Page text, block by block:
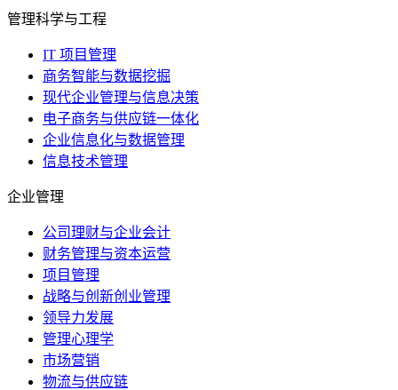
管理科学与工程
IT 项目管理
商务智能与数据挖掘
现代企业管理与信息决策
电子商务与供应链一体化
企业信息化与数据管理
信息技术管理
企业管理
公司理财与企业会计
财务管理与资本运营
项目管理
战略与创新创业管理
领导力发展
管理心理学
市场营销
物流与供应链